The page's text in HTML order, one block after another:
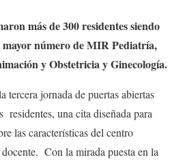
más de 300 residentes siendo
mayor número de MIR Pediatría,
y Obstetricia y Ginecología.
tercera jornada de puertas abiertas
una cita diseñada para
las características del centro
Con la mirada puesta en la